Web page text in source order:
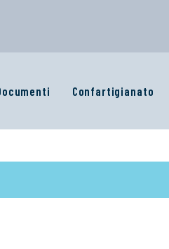
Confartigianato